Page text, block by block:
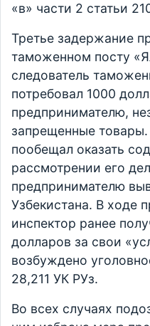
«в» части 2 статьи
Третье задержание
таможенном посту
следователь
потребовал 1000
предпринимателю,
запрещенные
пообещал оказать
рассмотрении его
предпринимателю
Узбекистана. В ходе
инспектор ранее
долларов за свои
возбуждено
28,211 УК РУз.
Во всех случаях